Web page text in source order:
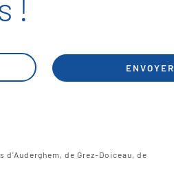
!
ENVOYER
de Grez-Doiceau, de